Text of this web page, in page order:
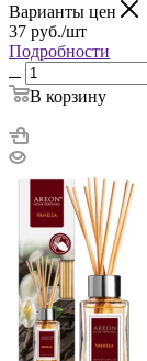
Варианты цен
37 руб./шт
Подробности
В корзину